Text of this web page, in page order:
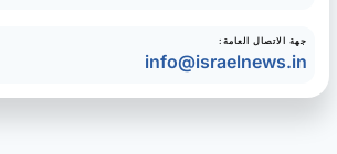
جهة الاتصال العامة:
info@israelnews.in